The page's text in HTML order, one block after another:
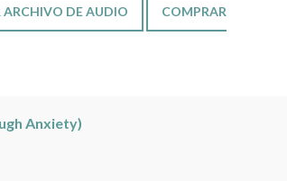
ARCHIVO DE AUDIO
COMPRAR
Anxiety)